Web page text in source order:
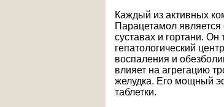
Каждый из активных
Парацетамол
суставах и гортани. Он
гепатологический
воспаления и
влияет на агрегацию
желудка. Его мощный
таблетки.